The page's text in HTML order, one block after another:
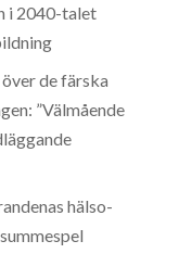
i 2040-talet
de färska
”Välmående
hälso-